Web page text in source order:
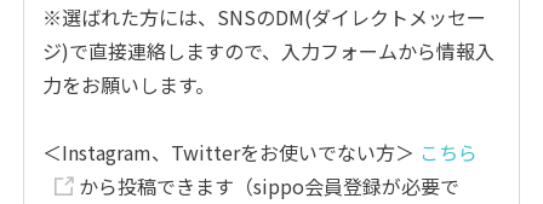
※選ばれた方には、SNSのDM(ダイレクトメッセー
ジ)で直接連絡しますので、入力フォームから情報入
力をお願いします。
＜Instagram、Twitterをお使いでない方＞ こちら
から投稿できます（sippo会員登録が必要で